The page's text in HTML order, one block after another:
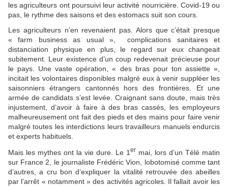
les agriculteurs ont poursuivi leur activité nourricière. Covid-19 ou
pas, le rythme des saisons et des estomacs suit son cours.
Les agriculteurs n’en revenaient pas. Alors que c’était presque
« farm business as usual », complications sanitaires et
distanciation physique en plus, le regard sur eux changeait
subitement. Leur existence d’un coup redevenait précieuse pour
le pays. Une vaste opération, « des bras pour ton assiette »,
incitait les volontaires disponibles malgré eux à venir suppléer les
saisonniers étrangers cantonnés hors des frontières. Et une
armée de candidats s’est levée. Craignant sans doute, mais très
injustement, d’avoir à faire à des bras cassés, les employeurs
malheureusement ont fait des pieds et des mains pour faire venir
malgré toutes les interdictions leurs travailleurs manuels endurcis
et experts habituels.
Mais les mythes ont la vie dure. Le 1 er mai, lors d’un Télé matin
sur France 2, le journaliste Frédéric Vion, lobotomisé comme tant
d’autres, a cru bon d’expliquer la vitalité retrouvée des abeilles
par l’arrêt « notamment » des activités agricoles. Il fallait avoir les